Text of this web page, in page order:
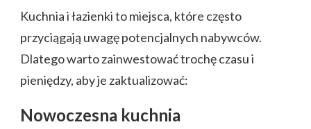
Kuchnia i łazienki to miejsca, które często
przyciągają uwagę potencjalnych nabywców.
Dlatego warto zainwestować trochę czasu i
pieniędzy, aby je zaktualizować:
Nowoczesna kuchnia